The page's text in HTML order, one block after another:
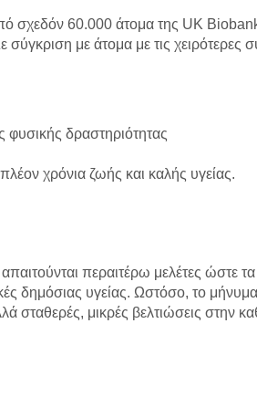
σχεδόν 60.000 άτομα της UK
με άτομα με τις χειρότερες
φυσικής δραστηριότητας
χρόνια ζωής και καλής υγείας.
απαιτούνται περαιτέρω μελέτες ώστε
δημόσιας υγείας. Ωστόσο, το
σταθερές, μικρές βελτιώσεις στην